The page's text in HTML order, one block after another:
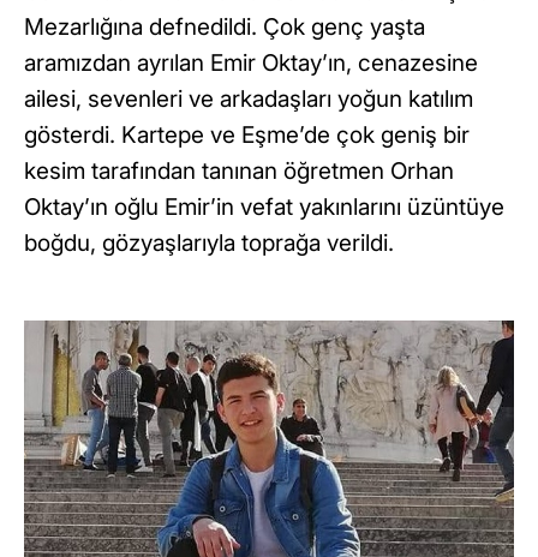
Mezarlığına defnedildi. Çok genç yaşta
aramızdan ayrılan Emir Oktay’ın, cenazesine
ailesi, sevenleri ve arkadaşları yoğun katılım
gösterdi. Kartepe ve Eşme’de çok geniş bir
kesim tarafından tanınan öğretmen Orhan
Oktay’ın oğlu Emir’in vefat yakınlarını üzüntüye
boğdu, gözyaşlarıyla toprağa verildi.